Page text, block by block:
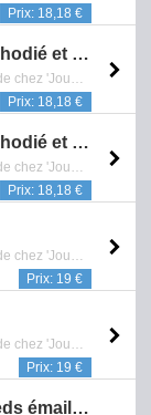
Prix: 18,18 €
Bracelet argent 925/1000 rhodié et boules recouvertes d'émail rose fuchsia (31812833F)
Bracelet argent 925/1000e (0,92 g) de chez 'Jouailla Bijoux' (Ref: 31812833F) - Longueur: 16 cm - Garantie 5 ans contre tout vice de fabrication - Reference: 0601.006.6120
Prix: 18,18 €
Bracelet argent 925/1000 rhodié et boules recouvertes d'émail bleu marine (31812833B)
Bracelet argent 925/1000e (0,92 g) de chez 'Jouailla Bijoux' (Ref: 31812833B) - Longueur: 16 cm - Garantie 5 ans contre tout vice de fabrication - Reference: 0601.003.6120
Prix: 18,18 €
Bracelet argent 925/1000e (1.70 g) de chez 'Jouailla bijoux' (Ref: 318 0644) - Dimension: 18 cm - Reference: 0601.829.0113
Prix: 19 €
Bracelet argent 925/1000e (2.20 g) de chez 'Jouailla bijoux' (Ref: 318 0662), maille singapour - Dimension: 19 cm - Reference: 0601.852.0113
Prix: 19 €
Bracelet médaille motif pieds émail rose et argent 925/1000 rhodié (31812831R)